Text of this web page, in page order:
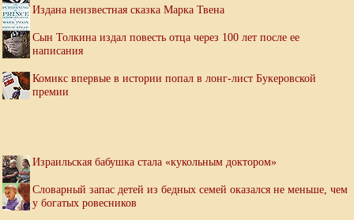
Издана неизвестная сказка Марка Твена
Сын Толкина издал повесть отца через 100 лет после ее
написания
Комикс впервые в истории попал в лонг-лист Букеровской
премии
Израильская бабушка стала «кукольным доктором»
Словарный запас детей из бедных семей оказался не меньше, чем
у богатых ровесников